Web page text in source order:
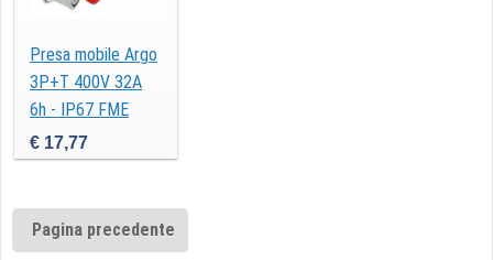
Presa mobile Argo
3P+T 400V 32A
6h - IP67 FME
71164
€ 17,77
Pagina precedente